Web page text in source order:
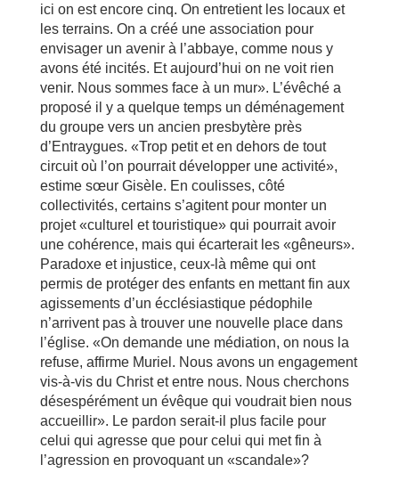
ici on est encore cinq. On entretient les locaux et
les terrains. On a créé une association pour
envisager un avenir à l’abbaye, comme nous y
avons été incités. Et aujourd’hui on ne voit rien
venir. Nous sommes face à un mur». L’évêché a
proposé il y a quelque temps un déménagement
du groupe vers un ancien presbytère près
d’Entraygues. «Trop petit et en dehors de tout
circuit où l’on pourrait développer une activité»,
estime sœur Gisèle. En coulisses, côté
collectivités, certains s’agitent pour monter un
projet «culturel et touristique» qui pourrait avoir
une cohérence, mais qui écarterait les «gêneurs».
Paradoxe et injustice, ceux-là même qui ont
permis de protéger des enfants en mettant fin aux
agissements d’un écclésiastique pédophile
n’arrivent pas à trouver une nouvelle place dans
l’église. «On demande une médiation, on nous la
refuse, affirme Muriel. Nous avons un engagement
vis-à-vis du Christ et entre nous. Nous cherchons
désespérément un évêque qui voudrait bien nous
accueillir». Le pardon serait-il plus facile pour
celui qui agresse que pour celui qui met fin à
l’agression en provoquant un «scandale»?